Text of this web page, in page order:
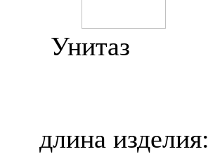
Унитаз
длина изделия: